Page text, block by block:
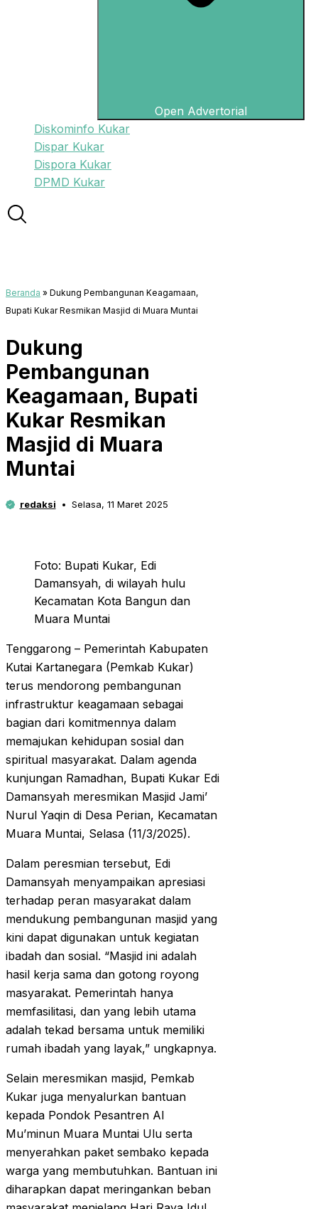
Open Advertorial
Diskominfo Kukar
Dispar Kukar
Dispora Kukar
DPMD Kukar
Beranda » Dukung Pembangunan Keagamaan,
Bupati Kukar Resmikan Masjid di Muara Muntai
Dukung
Pembangunan
Keagamaan, Bupati
Kukar Resmikan
Masjid di Muara
Muntai
redaksi Selasa, 11 Maret 2025
Foto: Bupati Kukar, Edi
Damansyah, di wilayah hulu
Kecamatan Kota Bangun dan
Muara Muntai
Tenggarong – Pemerintah Kabupaten
Kutai Kartanegara (Pemkab Kukar)
terus mendorong pembangunan
infrastruktur keagamaan sebagai
bagian dari komitmennya dalam
memajukan kehidupan sosial dan
spiritual masyarakat. Dalam agenda
kunjungan Ramadhan, Bupati Kukar Edi
Damansyah meresmikan Masjid Jami’
Nurul Yaqin di Desa Perian, Kecamatan
Muara Muntai, Selasa (11/3/2025).
Dalam peresmian tersebut, Edi
Damansyah menyampaikan apresiasi
terhadap peran masyarakat dalam
mendukung pembangunan masjid yang
kini dapat digunakan untuk kegiatan
ibadah dan sosial. “Masjid ini adalah
hasil kerja sama dan gotong royong
masyarakat. Pemerintah hanya
memfasilitasi, dan yang lebih utama
adalah tekad bersama untuk memiliki
rumah ibadah yang layak,” ungkapnya.
Selain meresmikan masjid, Pemkab
Kukar juga menyalurkan bantuan
kepada Pondok Pesantren Al
Mu’minun Muara Muntai Ulu serta
menyerahkan paket sembako kepada
warga yang membutuhkan. Bantuan ini
diharapkan dapat meringankan beban